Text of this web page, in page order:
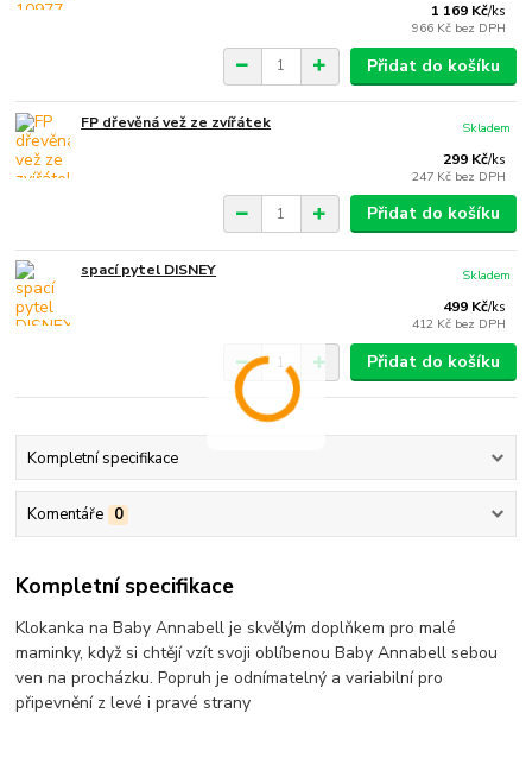
1 169 Kč/ks
966 Kč bez DPH
Přidat do košíku
FP dřevěná vež ze zvířátek
299 Kč/ks
247 Kč bez DPH
Skladem
Přidat do košíku
spací pytel DISNEY
499 Kč/ks
412 Kč bez DPH
Skladem
Přidat do košíku
Kompletní specifikace
Komentáře 0
Kompletní specifikace
Klokanka na Baby Annabell je skvělým doplňkem pro malé
maminky, když si chtějí vzít svoji oblíbenou Baby Annabell sebou
ven na procházku. Popruh je odnímatelný a variabilní pro
připevnění z levé i pravé strany